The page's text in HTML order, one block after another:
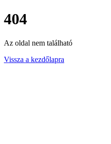
404
Az oldal nem található
Vissza a kezdőlapra